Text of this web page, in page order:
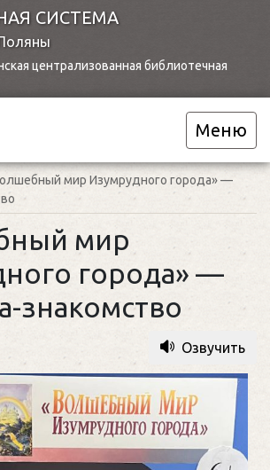
СИСТЕМА
централизованная библиотечная
Меню
мир Изумрудного города» —
мир
города» —
знакомство
Озвучить